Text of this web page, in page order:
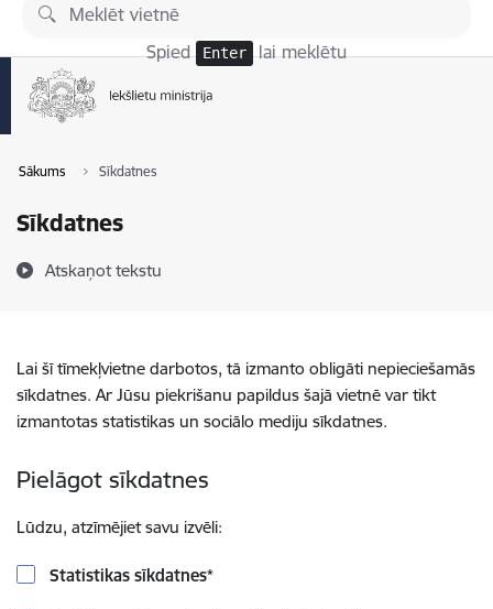
Pāriet uz lapas saturu
Spied Enter lai meklētu
Sākums Sīkdatnes
Sīkdatnes
Atskaņot tekstu
Lai šī tīmekļvietne darbotos, tā izmanto obligāti nepieciešamās
sīkdatnes. Ar Jūsu piekrišanu papildus šajā vietnē var tikt
izmantotas statistikas un sociālo mediju sīkdatnes.
Pielāgot sīkdatnes
Lūdzu, atzīmējiet savu izvēli:
Statistikas sīkdatnes*